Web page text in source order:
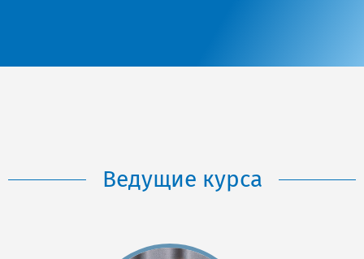
Ведущие курса